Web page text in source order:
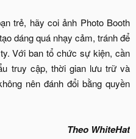
trẻ, hãy coi ảnh Photo Booth
dáng quá nhạy cảm, tránh để
Với ban tổ chức sự kiện, cần
truy cập, thời gian lưu trữ và
nên đánh đổi bằng quyền
Theo WhiteHat